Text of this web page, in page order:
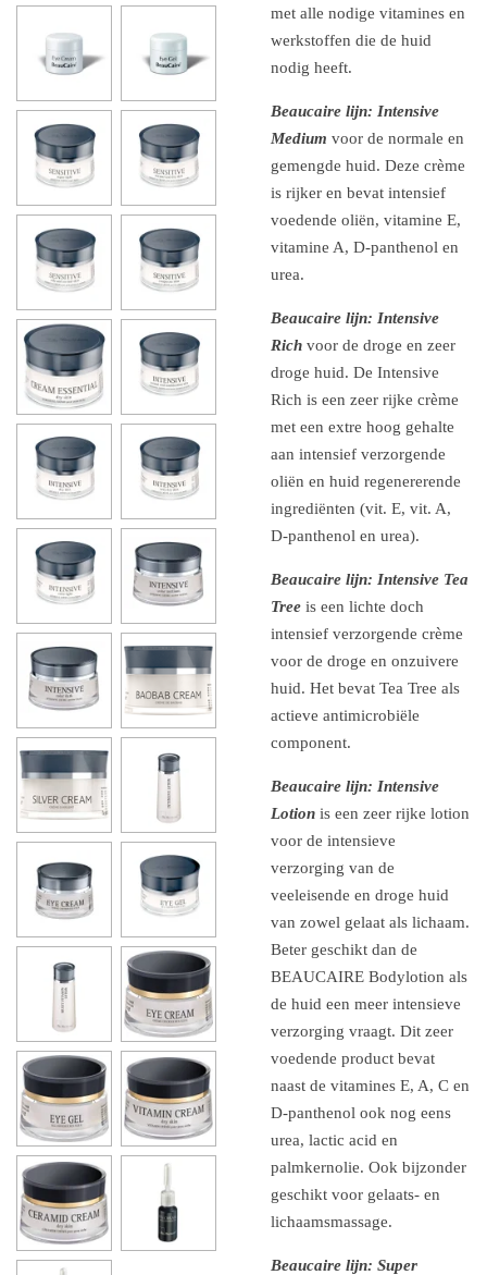
met alle nodige vitamines en
werkstoffen die de huid
nodig heeft.
Beaucaire lijn: Intensive
Medium voor de normale en
gemengde huid. Deze crème
is rijker en bevat intensief
voedende oliën, vitamine E,
vitamine A, D-panthenol en
urea.
Beaucaire lijn: Intensive
Rich voor de droge en zeer
droge huid. De Intensive
Rich is een zeer rijke crème
met een extre hoog gehalte
aan intensief verzorgende
oliën en huid regenererende
ingrediënten (vit. E, vit. A,
D-panthenol en urea).
Beaucaire lijn: Intensive Tea
Tree is een lichte doch
intensief verzorgende crème
voor de droge en onzuivere
huid. Het bevat Tea Tree als
actieve antimicrobiële
component.
Beaucaire lijn: Intensive
Lotion is een zeer rijke lotion
voor de intensieve
verzorging van de
veeleisende en droge huid
van zowel gelaat als lichaam.
Beter geschikt dan de
BEAUCAIRE Bodylotion als
de huid een meer intensieve
verzorging vraagt. Dit zeer
voedende product bevat
naast de vitamines E, A, C en
D-panthenol ook nog eens
urea, lactic acid en
palmkernolie. Ook bijzonder
geschikt voor gelaats- en
lichaamsmassage.
Beaucaire lijn: Super